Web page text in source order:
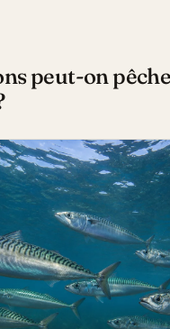
peut-on